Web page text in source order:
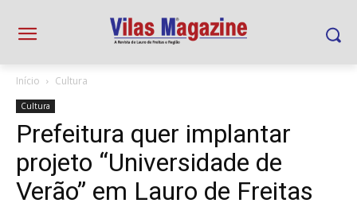
Início Cultura
Cultura
Prefeitura quer implantar
projeto “Universidade de
Verão” em Lauro de Freitas